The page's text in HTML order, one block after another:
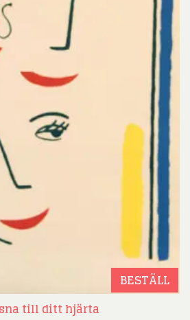
BESTÄLL
till ditt hjärta